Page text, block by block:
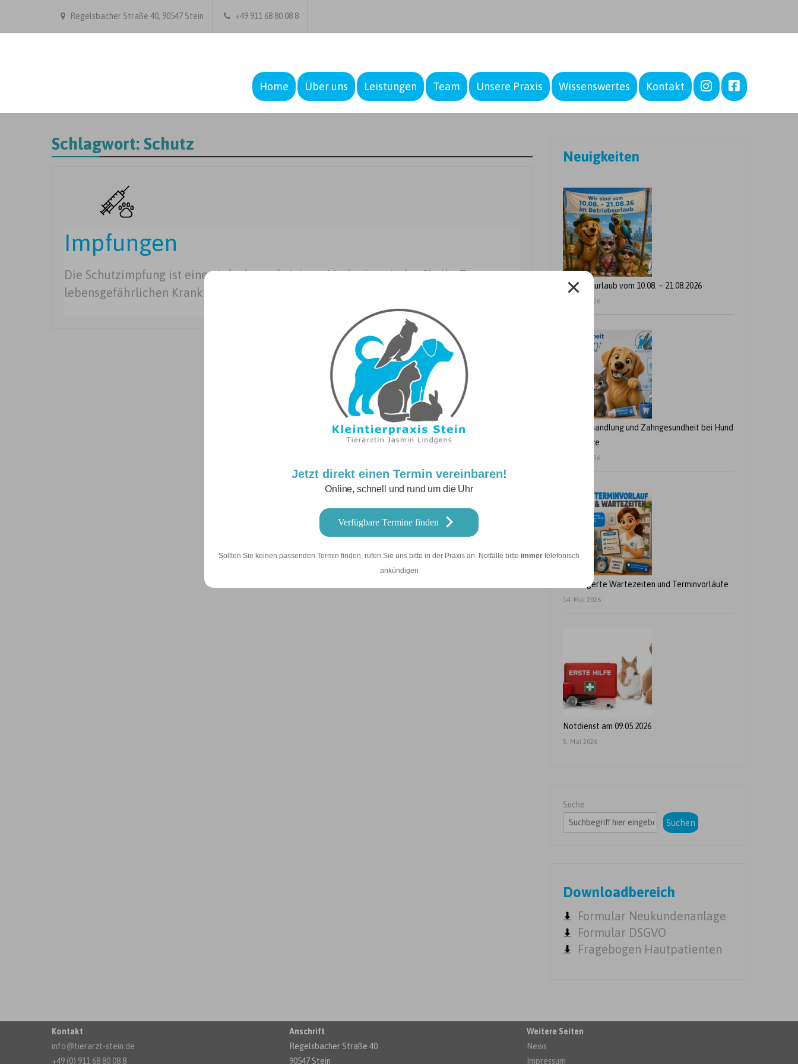
Jetzt direkt einen Termin vereinbaren!
Online, schnell und rund um die Uhr
Verfügbare Termine finden
Sollten Sie keinen passenden Termin finden, rufen Sie uns bitte in der Praxis an. Notfälle bitte immer telefonisch
ankündigen
Regelsbacher Straße 40, 90547 Stein +49 911 68 80 08 8
Home Über uns Leistungen Team Unsere Praxis Wissenswertes Kontakt
Schlagwort: Schutz
Impfungen
Die Schutzimpfung ist eine einfache und sichere Methode, mit der Sie Ihr Tier vor
lebensgefährlichen Krankheiten schützen können.
Neuigkeiten
Betriebsurlaub vom 10.08. – 21.08.2026
24. Juli 2026
Zahnbehandlung und Zahngesundheit bei Hund
und Katze
21. Juli 2026
Verlängerte Wartezeiten und Terminvorläufe
14. Mai 2026
Notdienst am 09.05.2026
5. Mai 2026
Suche
Suchen
Downloadbereich
Formular Neukundenanlage
Formular DSGVO
Fragebogen Hautpatienten
Kontakt
info@tierarzt-stein.de
+49 (0) 911 68 80 08 8
Anschrift
Regelsbacher Straße 40
90547 Stein
Weitere Seiten
News
Impressum